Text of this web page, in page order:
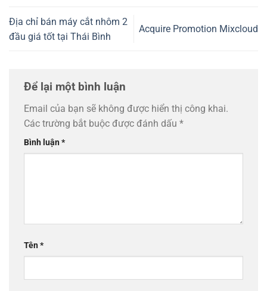
Địa chỉ bán máy cắt nhôm 2
đầu giá tốt tại Thái Bình
Acquire Promotion Mixcloud
Để lại một bình luận
Email của bạn sẽ không được hiển thị công khai.
Các trường bắt buộc được đánh dấu *
Bình luận*
Tên*